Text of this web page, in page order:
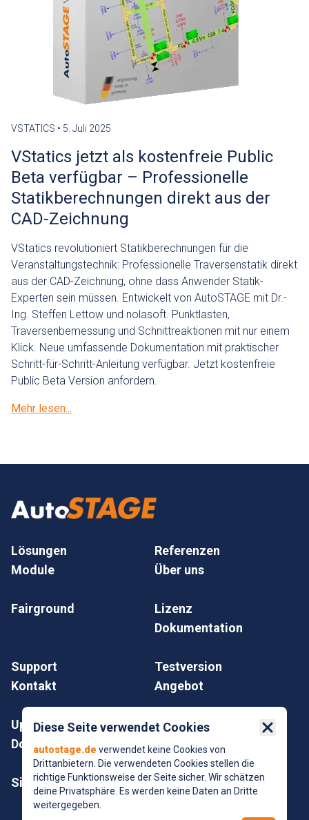
VSTATICS • 5. Juli 2025
VStatics jetzt als kostenfreie Public
Beta verfügbar – Professionelle
Statikberechnungen direkt aus der
CAD-Zeichnung
VStatics revolutioniert Statikberechnungen für die
Veranstaltungstechnik: Professionelle Traversenstatik direkt
aus der CAD-Zeichnung, ohne dass Anwender Statik-
Experten sein müssen. Entwickelt von AutoSTAGE mit Dr.-
Ing. Steffen Lettow und nolasoft. Punktlasten,
Traversenbemessung und Schnittreaktionen mit nur einem
Klick. Neue umfassende Dokumentation mit praktischer
Schritt-für-Schritt-Anleitung verfügbar. Jetzt kostenfreie
Public Beta Version anfordern.
Mehr lesen...
Lösungen
Module
Fairground
Referenzen
Über uns
Lizenz
Dokumentation
Support
Kontakt
Update
Download
Sitemap
Testversion
Angebot
Impressum
Datenschutz
© AutoSTAGE GmbH
Diese Seite verwendet Cookies Close
autostage.de verwendet keine Cookies von
Drittanbietern. Die verwendeten Cookies stellen die
richtige Funktionsweise der Seite sicher. Wir schätzen
deine Privatsphäre. Es werden keine Daten an Dritte
weitergegeben.